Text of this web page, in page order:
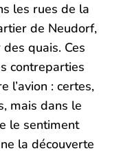
les rues de la
de Neudorf,
quais. Ces
contreparties
l’avion : certes,
mais dans le
le sentiment
la découverte